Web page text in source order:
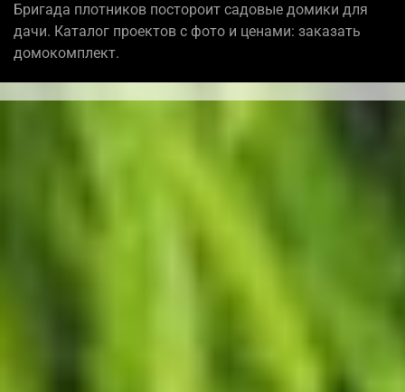
Бригада плотников постороит садовые домики для
дачи. Каталог проектов с фото и ценами: заказать
домокомплект.